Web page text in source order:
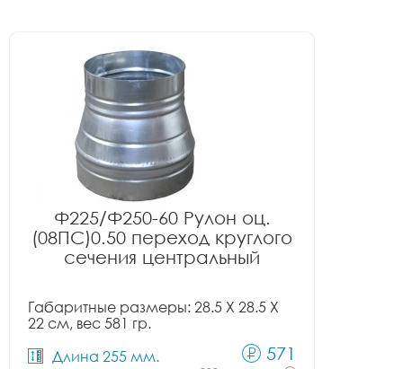
Ф225/Ф250-60 Рулон оц.
(08ПС)0.50 переход круглого
сечения центральный
Габаритные размеры: 28.5 X 28.5 X
22 см, вес 581 гр.
Длина 255 мм.
571